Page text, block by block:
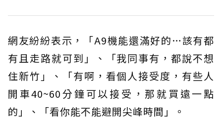
網友紛紛表示，「A9機能還滿好的…該有都
有且走路就可到」、「我同事有，都說不想
住新竹」、「有啊，看個人接受度，有些人
開車40~60分鐘可以接受，那就買遠一點
的」、「看你能不能避開尖峰時間」。